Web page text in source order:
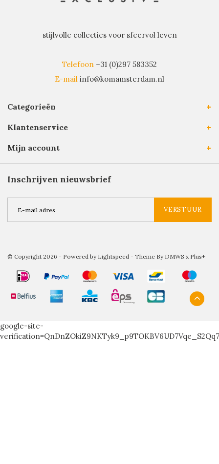
stijlvolle collecties voor sfeervol leven
Telefoon +31 (0)297 583352
E-mail info@komamsterdam.nl
Categorieën
Klantenservice
Mijn account
Inschrijven nieuwsbrief
VERSTUUR
© Copyright 2026 - Powered by Lightspeed - Theme By DMWS x Plus+
google-site-